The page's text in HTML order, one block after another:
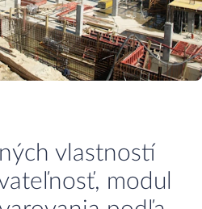
vlastností
modul